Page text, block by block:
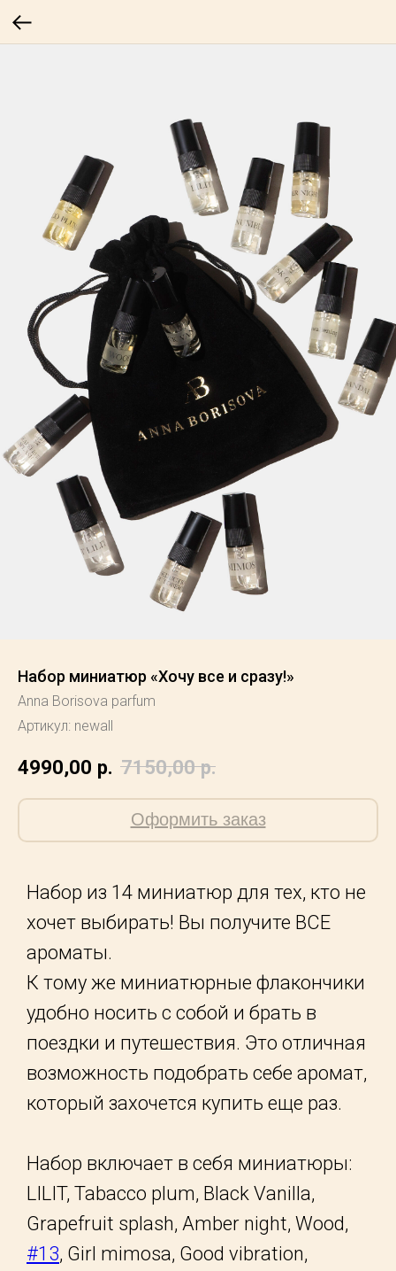
Набор миниатюр «Xочу все и сразу!»
Anna Borisova parfum
Артикул: newall
4990,00 р. 7150,00 р.
Оформить заказ
Набор из 14 миниатюр для тех, кто не
хочет выбирать! Вы получите ВСЕ
ароматы.
К тому же миниатюрные флакончики
удобно носить с собой и брать в
поездки и путешествия. Это отличная
возможность подобрать себе аромат,
который захочется купить еще раз.
Набор включает в себя миниатюры:
LILIT, Tabacco plum, Black Vanilla,
Grapefruit splash, Amber night, Wood,
#13, Girl mimosa, Good vibration,